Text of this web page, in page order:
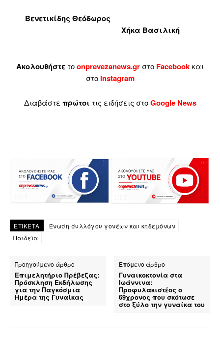
Βενετικίδης Θεόδωρος
Χήκα Βασιλική
Ακολουθήστε τοonprevezanews.gr στο Facebookκαι
στο Instagram
Διαβάστε πρώτοι τις ειδήσεις στοGoogle News
ΕΤΙΚΕΤΑ
Ένωση συλλόγου γονέων και κηδεμόνων
Παιδεία
Προηγούμενο άρθρο
Επιμελητήριο Πρέβεζας:
Πρόσκληση Εκδήλωσης
για την Παγκόσμια
Ημέρα της Γυναίκας
Επόμενο άρθρο
Γυναικοκτονία στα
Ιωάννινα:
Προφυλακιστέος ο
69χρονος που σκότωσε
στο ξύλο την γυναίκα του